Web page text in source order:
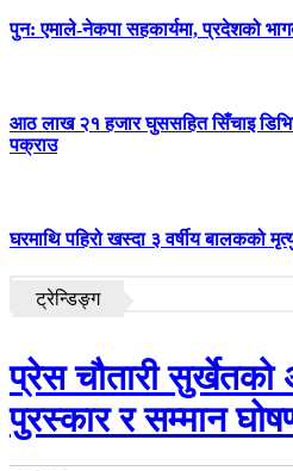
पुन: एमाले-नेकपा सहकार्यमा, प्रदेशको
आठ लाख २१ हजार घुससहित सिँचाइ
पक्राउ
घरमाथि पहिरो खस्दा ३ वर्षीय बालकको
ट्रेन्डिङ्ग
प्रेस चौतारी सुर्खेतको
पुरस्कार र सम्मान